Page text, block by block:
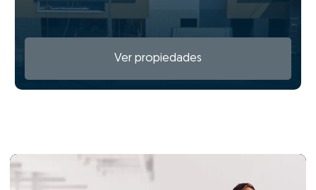
Ver propiedades